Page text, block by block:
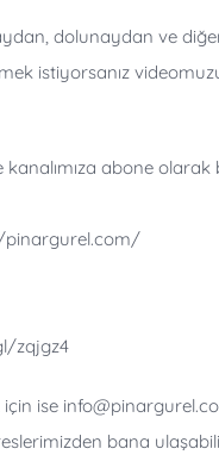
dolunaydan ve
istiyorsanız
abone olarak
zqjgz4
için ise
bana